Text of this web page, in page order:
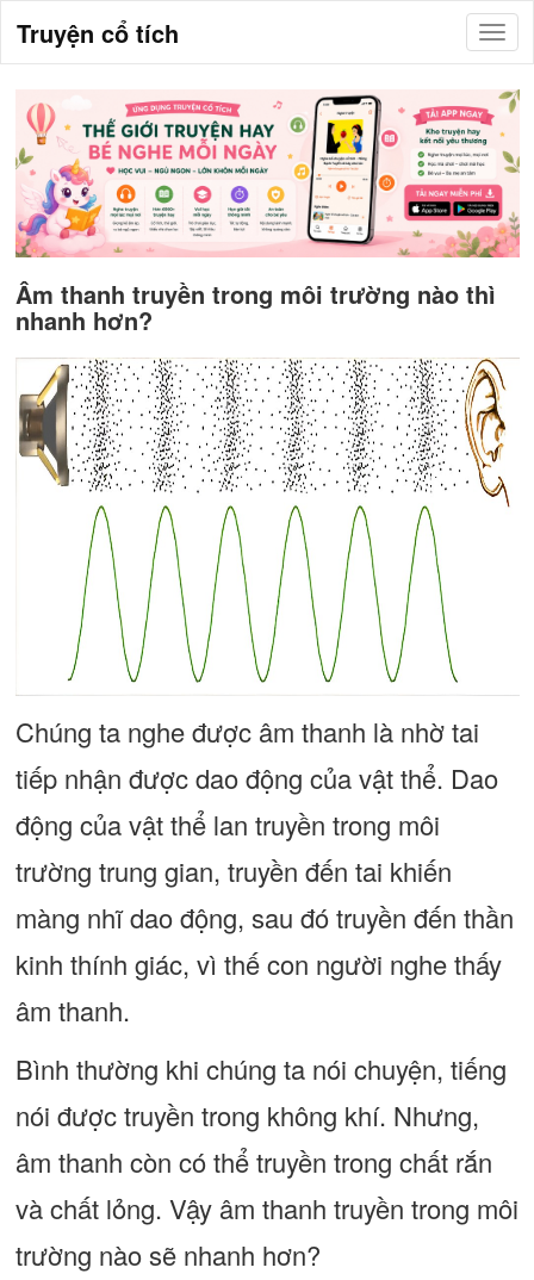
Truyện cổ tích
Âm thanh truyền trong môi trường nào thì
nhanh hơn?
Chúng ta nghe được âm thanh là nhờ tai
tiếp nhận được dao động của vật thể. Dao
động của vật thể lan truyền trong môi
trường trung gian, truyền đến tai khiến
màng nhĩ dao động, sau đó truyền đến thần
kinh thính giác, vì thế con người nghe thấy
âm thanh.
Bình thường khi chúng ta nói chuyện, tiếng
nói được truyền trong không khí. Nhưng,
âm thanh còn có thể truyền trong chất rắn
và chất lỏng. Vậy âm thanh truyền trong môi
trường nào sẽ nhanh hơn?